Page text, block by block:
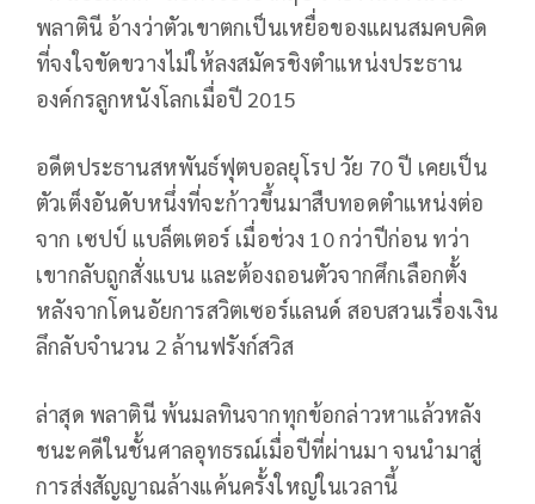
พลาตินี อ้างว่าตัวเขาตกเป็นเหยื่อของแผนสมคบคิด
ที่จงใจขัดขวางไม่ให้ลงสมัครชิงตำแหน่งประธาน
องค์กรลูกหนังโลกเมื่อปี 2015
อดีตประธานสหพันธ์ฟุตบอลยุโรป วัย 70 ปี เคยเป็น
ตัวเต็งอันดับหนึ่งที่จะก้าวขึ้นมาสืบทอดตำแหน่งต่อ
จาก เซปป์ แบล็ตเตอร์ เมื่อช่วง 10 กว่าปีก่อน ทว่า
เขากลับถูกสั่งแบน และต้องถอนตัวจากศึกเลือกตั้ง
หลังจากโดนอัยการสวิตเซอร์แลนด์ สอบสวนเรื่องเงิน
ลึกลับจำนวน 2 ล้านฟรังก์สวิส
ล่าสุด พลาตินี พ้นมลทินจากทุกข้อกล่าวหาแล้วหลัง
ชนะคดีในชั้นศาลอุทธรณ์เมื่อปีที่ผ่านมา จนนำมาสู่
การส่งสัญญาณล้างแค้นครั้งใหญ่ในเวลานี้